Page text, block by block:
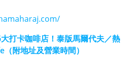
打卡咖啡店！泰版馬爾代夫／熱
附地址及營業時間）